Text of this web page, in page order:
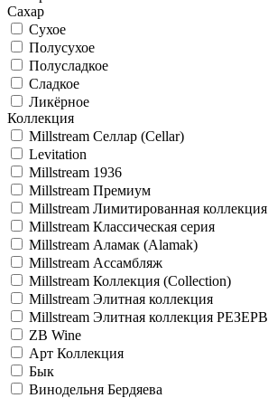
Сахар
Сухое
Полусухое
Полусладкое
Сладкое
Ликёрное
Коллекция
Millstream Селлар (Cellar)
Levitation
Millstream 1936
Millstream Премиум
Millstream Лимитированная коллекция
Millstream Классическая серия
Millstream Аламак (Alamak)
Millstream Ассамбляж
Millstream Коллекция (Collection)
Millstream Элитная коллекция
Millstream Элитная коллекция РЕЗЕРВ
ZB Wine
Арт Коллекция
Бык
Винодельня Бердяева